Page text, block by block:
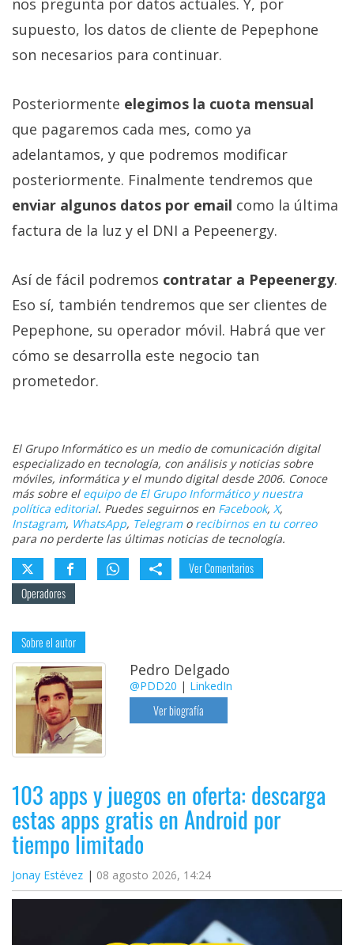
nos pregunta por datos actuales. Y, por
supuesto, los datos de cliente de Pepephone
son necesarios para continuar.
Posteriormente elegimos la cuota mensual
que pagaremos cada mes, como ya
adelantamos, y que podremos modificar
posteriormente. Finalmente tendremos que
enviar algunos datos por email como la última
factura de la luz y el DNI a Pepeenergy.
Así de fácil podremos contratar a Pepeenergy.
Eso sí, también tendremos que ser clientes de
Pepephone, su operador móvil. Habrá que ver
cómo se desarrolla este negocio tan
prometedor.
El Grupo Informático es un medio de comunicación digital
especializado en tecnología, con análisis y noticias sobre
móviles, informática y el mundo digital desde 2006. Conoce
más sobre el equipo de El Grupo Informático y nuestra
política editorial. Puedes seguirnos en Facebook, X,
Instagram, WhatsApp, Telegramo recibirnos en tu correo
para no perderte las últimas noticias de tecnología.
Ver Comentarios
Operadores
Sobre el autor
Pedro Delgado
@PDD20 | LinkedIn
Ver biografía
103 apps y juegos en oferta: descarga
estas apps gratis en Android por
tiempo limitado
Jonay Estévez 08 agosto 2026, 14:24